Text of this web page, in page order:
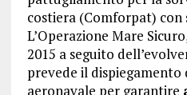
costiera (Comforpat) con
L’Operazione Mare
2015 a seguito
prevede il dispiegamento
aeronavale per garantire